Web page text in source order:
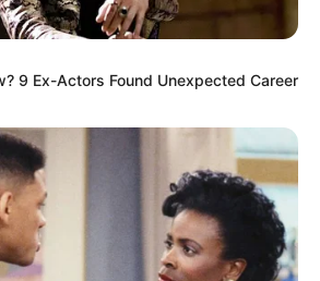
9 Ex-Actors Found Unexpected Career